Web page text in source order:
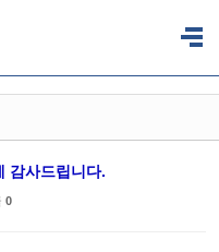
감사드립니다.
0